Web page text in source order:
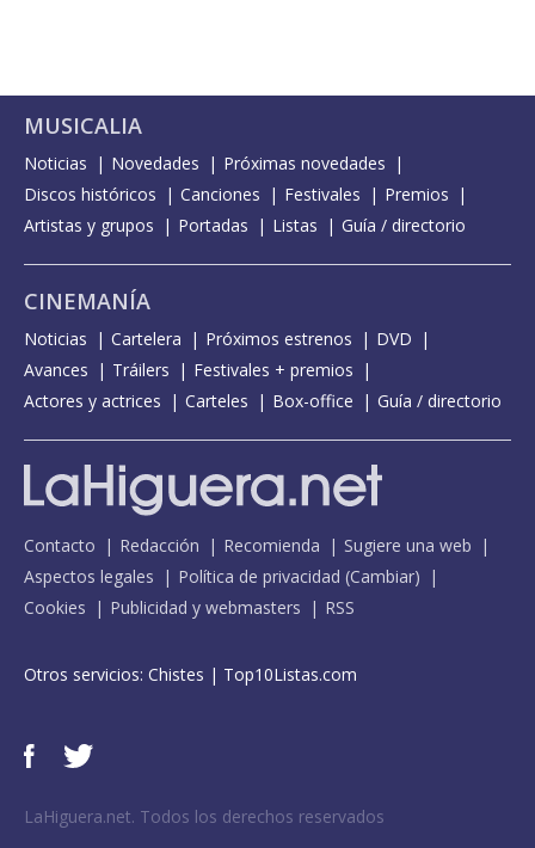
MUSICALIA
Noticias Novedades
Próximas novedades
Discos históricos
Canciones Festivales
Premios
Artistas y grupos
Portadas Listas Guía / directorio
CINEMANÍA
Noticias Cartelera Próximos estrenos
DVD
Avances
Tráilers
Festivales + premios
Actores y actrices
Carteles Box-office Guía / directorio
Contacto Redacción Recomienda
Sugiere una web
Aspectos legales
Política de privacidad (Cambiar)
Cookies
Publicidad y webmasters RSS
Otros servicios: Chistes | Top10Listas.com
LaHiguera.net. Todos los derechos reservados